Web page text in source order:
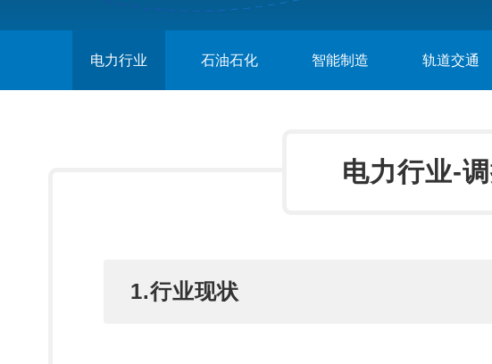
电力行业 石油石化 智能制造 轨道交通
电力行业-
1.行业现状